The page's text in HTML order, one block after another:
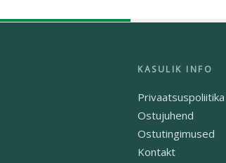
Privaatsuspoliitika
Ostujuhend
Ostutingimused
Kontakt